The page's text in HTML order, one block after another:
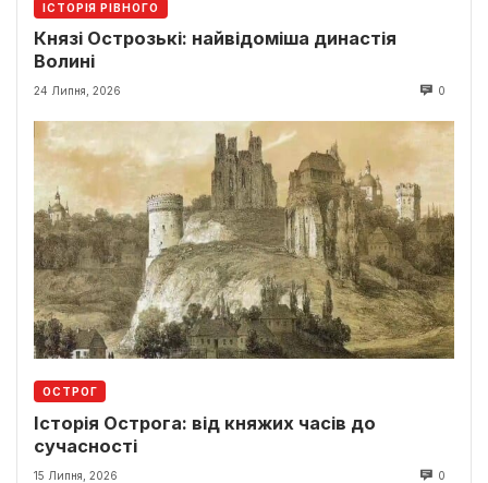
ІСТОРІЯ РІВНОГО
Князі Острозькі: найвідоміша династія
Волині
24 Липня, 2026 0
ОСТРОГ
Історія Острога: від княжих часів до
сучасності
15 Липня, 2026 0